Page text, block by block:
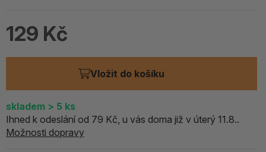
129 Kč
Vložit do košíku
skladem > 5 ks
Ihned k odeslání od 79 Kč, u vás doma již v úterý 11.8..
Možnosti dopravy